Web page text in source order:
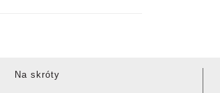
Na skróty